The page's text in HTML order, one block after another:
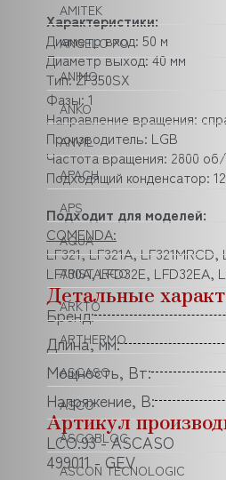
AMITEK
ANGELO PO
ANIMO
ANKO
ANVIL
APACH
APS
AQUA
ARISTARCO
ARKTO
ARTHERMO
ASCASO
ASCO
ASCOBLOC
ASCON TECNOLOGIC
Характеристики:
Диаметр вход: 50 м
Диаметр выход: 40 мм
Тип: ZF350SX
Фазы: 1
Направление вращения:
Производитель: LGB
Частота вращения: 2800
Подходящий конденсатор:
Подходит для моделей:
COMENDA:
LF321, LF321A,
LF700A, LFD32E, LFD32EA,
Детальные
Бренд:
Длина, мм:
Мощность, Вт:
Напряжение, В:
Артикул
LCO.93 - ASCASO
499011 - GEV